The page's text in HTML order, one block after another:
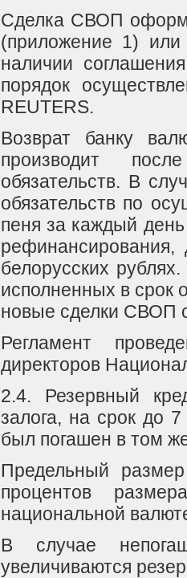
Сделка СВОП
(приложение 1) или
наличии
порядок
REUTERS.
Возврат банку
производит
обязательств. В
обязательств по
пеня за каждый день
белорусских
исполненных в срок
новые сделки СВОП
Регламент
директоров
2.4. Резервный
залога, на срок до
был погашен в том
Предельный
процентов
национальной
В случае
увеличиваются